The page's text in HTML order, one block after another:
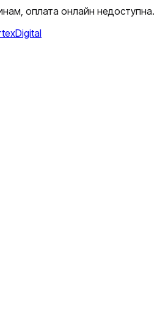
оплата онлайн недоступна.